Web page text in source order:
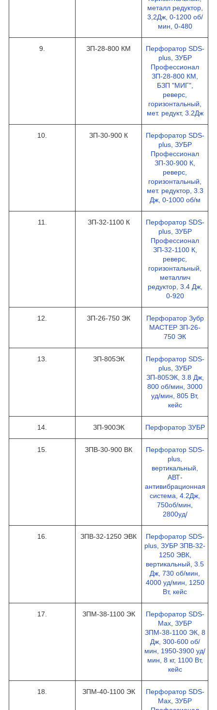
металл редуктор,
3,2Дж, 0-1200 об/
мин, 0-480
9. ЗП-28-800 КМ
Перфоратор SDS-
plus, ЗУБР
Профессионал
ЗП-28-800 КМ,
БЗП "МИГ",
реверс,
горизонтальный,
мет. редукт, 3.2Дж
10. ЗП-30-900 К
Перфоратор SDS-
plus, ЗУБР
Профессионал
ЗП-30-900 К,
реверс,
горизонтальный,
мет. редуктор, 3.3
Дж, 0-1000 об/м
11. ЗП-32-1100 К
Перфоратор SDS-
plus, ЗУБР
Профессионал
ЗП-32-1100 К,
реверс,
горизонтальный,
металлич
редуктор, 3.4 Дж,
0-920
12. ЗП-26-750 ЭК
Перфоратор Зубр
МАСТЕР ЗП-26-
750 ЭК
13. ЗП-805ЭК
Перфоратор SDS-
plus, ЗУБР
ЗП-805ЭК, 3.8 Дж,
800 об/мин, 3000
уд/мин, 805 Вт,
кейс
14. ЗП-900ЭК Перфоратор ЗУБР
15. ЗПВ-30-900 ВК
Перфоратор SDS-
plus,
вертикальный,
АВТ-
антивибрационная
система, 4.2Дж,
750об/мин,
2800уд/
16. ЗПВ-32-1250 ЭВК
Перфоратор SDS-
plus, ЗУБР ЗПВ-32-
1250 ЭВК,
вертикальный, 3.5
Дж, 730 об/мин,
4000 уд/мин, 1250
Вт, кейс
17. ЗПМ-38-1100 ЭК
Перфоратор SDS-
Max, ЗУБР
ЗПМ-38-1100 ЭК, 8
Дж, 300-600 об/
мин, 1950-3900 уд/
мин, 8 кг, 1100 Вт,
кейс
18. ЗПМ-40-1100 ЭК
Перфоратор SDS-
Max, ЗУБР